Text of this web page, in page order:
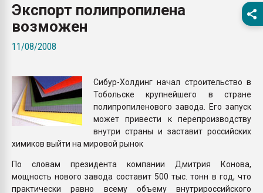
первый план в
бутылок
ПЕРЕЙТИ НА
Экспорт полипропилена
возможен
11/08/2008
Сибур-Холдинг начал строительство в
Тобольске крупнейшего в стране
полипропиленового завода. Его запуск
может привести к перепроизводству
внутри страны и заставит российских
химиков выйти на мировой рынок
По словам президента компании Дмитрия Конова,
мощность нового завода составит 500 тыс. тонн в год, что
практически равно всему объему внутрироссийского